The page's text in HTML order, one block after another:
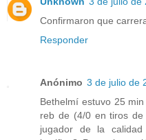
Confirmaron que
Responder
Anónimo 3 de julio de
Bethelmí estuvo 25
reb de (4/0 en tiros
jugador de la